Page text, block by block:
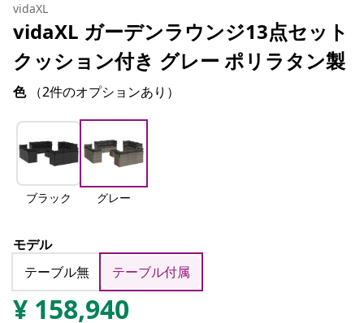
vidaXL
vidaXL ガーデンラウンジ13点セット
クッション付き グレー ポリラタン製
色 （2件のオプションあり）
ブラック グレー
モデル
テーブル無
テーブル付属
¥ 158,940